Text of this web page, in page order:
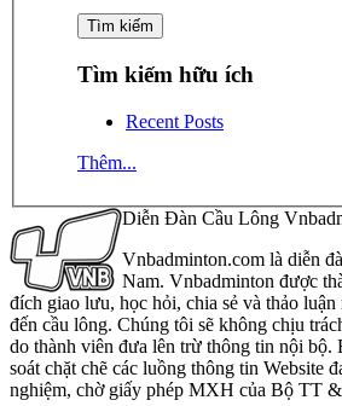
Tìm kiếm hữu ích
Recent Posts
Thêm...
Diễn Đàn Cầu Lông
Vnbadminton.com là diễn
Nam. Vnbadminton được
đích giao lưu, học hỏi, chia sẻ và thảo
đến cầu lông. Chúng tôi sẽ không chịu
do thành viên đưa lên trừ thông tin nội bộ.
soát chặt chẽ các luồng thông tin Website
nghiệm, chờ giấy phép MXH của Bộ TT